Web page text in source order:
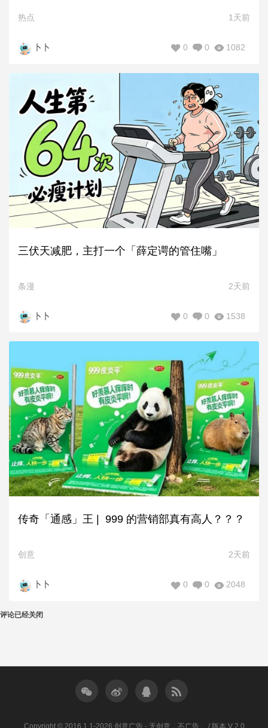
热点 1天前
卜卜 1082
0
0
三伏天减肥，主打一个「薛定谔的管住嘴」
条漫 2天前
卜卜 1538
0
0
传奇「通感」王 | 999 的营销部真有高人？？？
创意 2天前
卜卜 2048
0
0
评论已经关闭
Copyright © 2016.1.1-2026 创意广告 - 无创意，不广告。 / 版本 V 2.0